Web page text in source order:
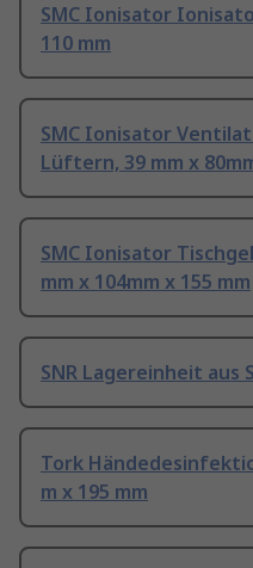
SMC Ionisator
110 mm
SMC Ionisator
Lüftern, 39 mm x
SMC Ionisator
mm x 104mm x 155 mm
SNR Lagereinheit aus
Tork
m x 195 mm